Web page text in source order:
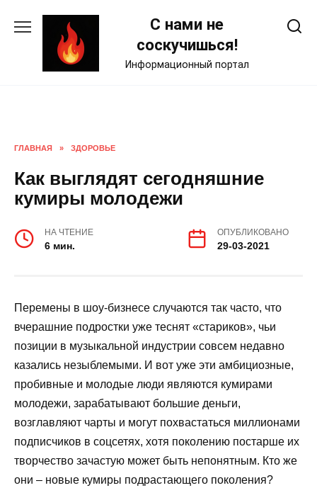
С нами не
соскучишься!
Информационный портал
ГЛАВНАЯ » ЗДОРОВЬЕ
Как выглядят сегодняшние
кумиры молодежи
НА ЧТЕНИЕ
6 мин.
ОПУБЛИКОВАНО
29-03-2021
Перемены в шоу-бизнесе случаются так часто, что
вчерашние подростки уже теснят «стариков», чьи
позиции в музыкальной индустрии совсем недавно
казались незыблемыми. И вот уже эти амбициозные,
пробивные и молодые люди являются кумирами
молодежи, зарабатывают большие деньги,
возглавляют чарты и могут похвастаться миллионами
подписчиков в соцсетях, хотя поколению постарше их
творчество зачастую может быть непонятным. Кто же
они – новые кумиры подрастающего поколения?